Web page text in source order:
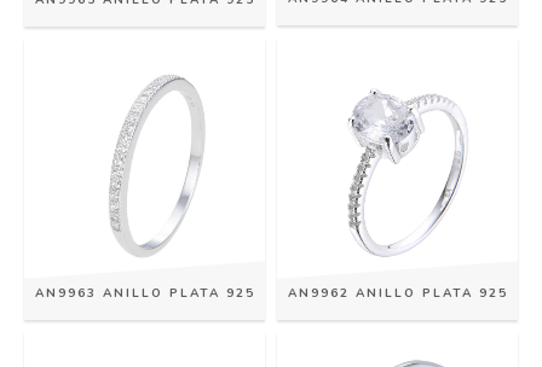
AN9963 ANILLO PLATA 925 AN9962 ANILLO PLATA 925